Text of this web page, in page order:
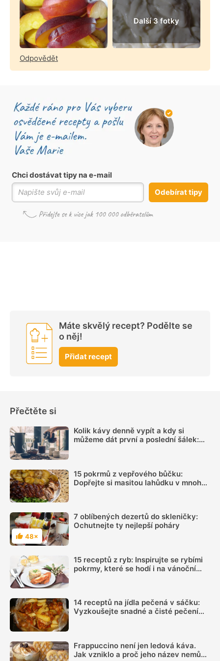
Další 3 fotky
Odpovědět
Chci dostávat tipy na e-mail
Odebírat tipy
Máte skvělý recept? Podělte se
o něj!
Přidat recept
Přečtěte si
Kolik kávy denně vypít a kdy si
můžeme dát první a poslední šálek:
15 pokrmů z vepřového bůčku:
Dopřejte si masitou lahůdku v mnoha
Hodnocení
48×
7 oblíbených dezertů do skleničky:
Ochutnejte ty nejlepší poháry
15 receptů z ryb: Inspirujte se rybími
pokrmy, které se hodí i na vánoční
14 receptů na jídla pečená v sáčku:
Vyzkoušejte snadné a čisté pečení
Frappuccino není jen ledová káva.
Jak vzniklo a proč jeho název nemůže